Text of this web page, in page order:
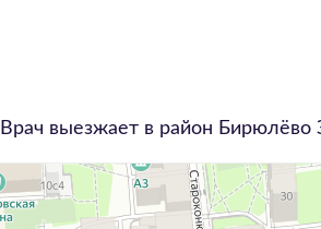
выезжает в район Бирюлёво